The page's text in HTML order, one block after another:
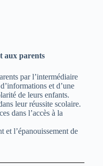
aux parents
par l’intermédiaire
et d’une
de leurs enfants.
leur réussite scolaire.
dans l’accès à la
et l’épanouissement de